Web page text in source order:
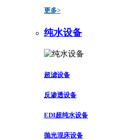
更多>
纯水设备
超滤设备
反渗透设备
EDI超纯水设备
抛光混床设备